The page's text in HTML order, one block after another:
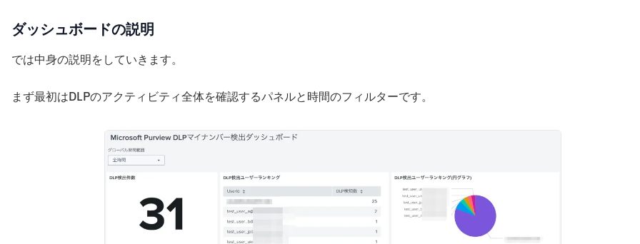
ダッシュボードの説明
では中身の説明をしていきます。
まず最初はDLPのアクティビティ全体を確認するパネルと時間のフィルターです。